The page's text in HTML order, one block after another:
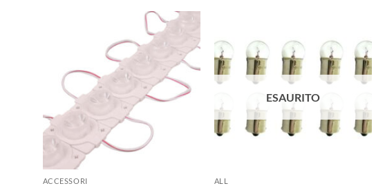
ACCESSORI
ESAURITO
ALL